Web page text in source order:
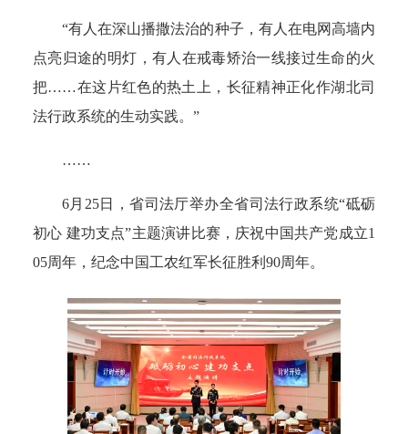
“有人在深山播撒法治的种子，有人在电网高墙内
点亮归途的明灯，有人在戒毒矫治一线接过生命的火
把……在这片红色的热土上，长征精神正化作湖北司
法行政系统的生动实践。”
……
6月25日，省司法厅举办全省司法行政系统“砥砺
初心 建功支点”主题演讲比赛，庆祝中国共产党成立1
05周年，纪念中国工农红军长征胜利90周年。